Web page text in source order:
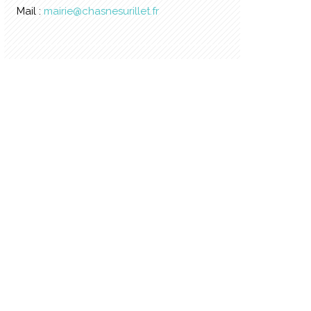
Mail : mairie@chasnesurillet.fr